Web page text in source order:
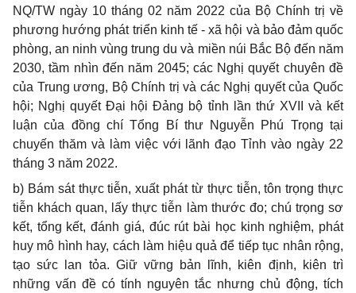
NQ/TW ngày 10 tháng 02 năm 2022 của Bộ Chính trị về
phương hướng phát triển kinh tế - xã hội và bảo đảm quốc
phòng, an ninh vùng trung du và miền núi Bắc Bộ đến năm
2030, tầm nhìn đến năm 2045; các Nghị quyết chuyên đề
của Trung ương, Bộ Chính trị và các Nghị quyết của Quốc
hội; Nghị quyết Đại hội Đảng bộ tỉnh lần thứ XVII và kết
luận của đồng chí Tổng Bí thư Nguyễn Phú Trọng tại
chuyến thăm và làm việc với lãnh đạo Tỉnh vào ngày 22
tháng 3 năm 2022.
b) Bám sát thực tiễn, xuất phát từ thực tiễn, tôn trọng thực
tiễn khách quan, lấy thực tiễn làm thước đo; chú trọng sơ
kết, tổng kết, đánh giá, đúc rút bài học kinh nghiệm, phát
huy mô hình hay, cách làm hiệu quả để tiếp tục nhân rộng,
tạo sức lan tỏa. Giữ vững bản lĩnh, kiên định, kiên trì
những vấn đề có tính nguyên tắc nhưng chủ động, tích